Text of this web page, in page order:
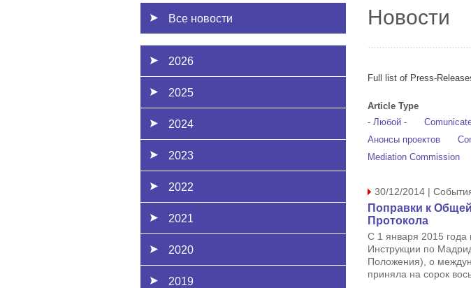
Все новости
2026
2025
2024
2023
2022
2021
2020
2019
Новости
Full list of Press-
Article Type
- Любой -
Анонсы проектов
Mediation Commission
30/12/2014 |
Поправки к
Протокола
С 1 января 2015 года
Инструкции по
Положения), о
приняла на сорок